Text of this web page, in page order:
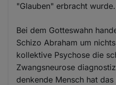
"Glauben" erbracht wurde.
Bei dem Gotteswahn
Schizo Abraham um
kollektive Psychose die
Zwangsneurose
denkende Mensch hat